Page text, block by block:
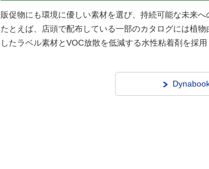
販促物にも環境に優しい素材を選び、持続可能な未来へ
たとえば、店頭で配布している一部のカタログには植
したラベル素材とVOC放散を低減する水性粘着剤を採用